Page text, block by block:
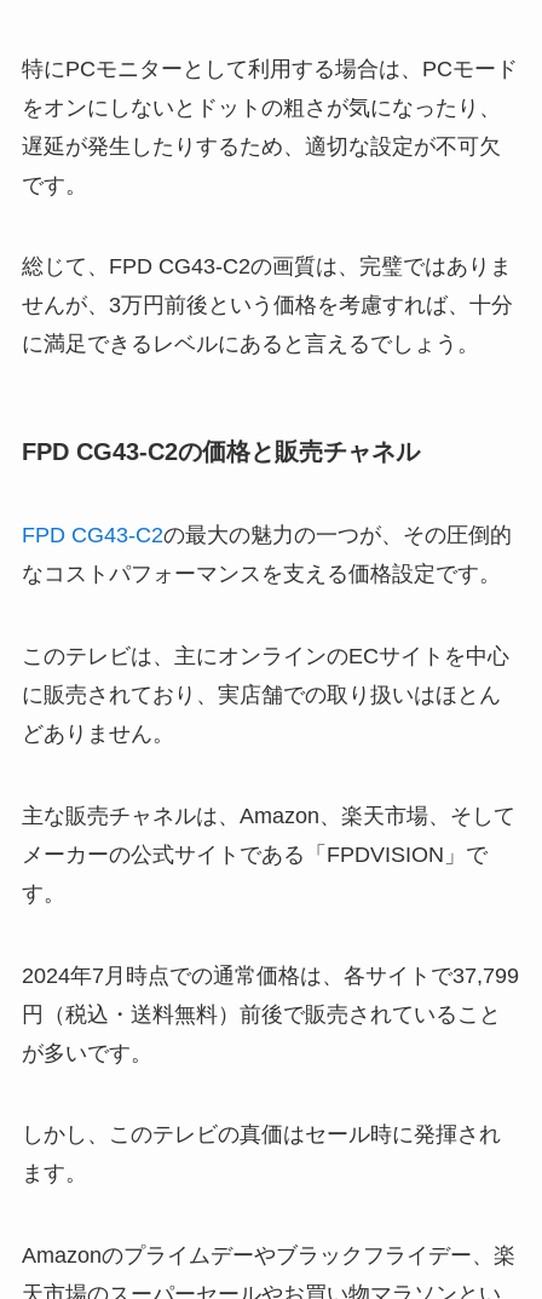
特にPCモニターとして利用する場合は、PCモード
をオンにしないとドットの粗さが気になったり、
遅延が発生したりするため、適切な設定が不可欠
です。
総じて、FPD CG43-C2の画質は、完璧ではありま
せんが、3万円前後という価格を考慮すれば、十分
に満足できるレベルにあると言えるでしょう。
FPD CG43-C2の価格と販売チャネル
FPD CG43-C2の最大の魅力の一つが、その圧倒的
なコストパフォーマンスを支える価格設定です。
このテレビは、主にオンラインのECサイトを中心
に販売されており、実店舗での取り扱いはほとん
どありません。
主な販売チャネルは、Amazon、楽天市場、そして
メーカーの公式サイトである「FPDVISION」で
す。
2024年7月時点での通常価格は、各サイトで37,799
円（税込・送料無料）前後で販売されていること
が多いです。
しかし、このテレビの真価はセール時に発揮され
ます。
Amazonのプライムデーやブラックフライデー、楽